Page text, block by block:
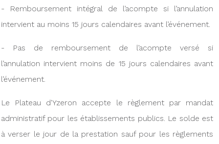
- Remboursement intégral de l’acompte si l’annulation
intervient au moins 15 jours calendaires avant l’événement.
- Pas de remboursement de l’acompte versé si
l’annulation intervient moins de 15 jours calendaires avant
l’événement.
Le Plateau d'Yzeron accepte le règlement par mandat
administratif pour les établissements publics. Le solde est
à verser le jour de la prestation sauf pour les règlements